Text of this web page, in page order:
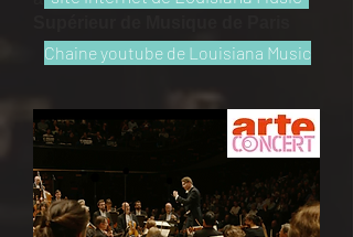
Chaine youtube de Louisiana Music